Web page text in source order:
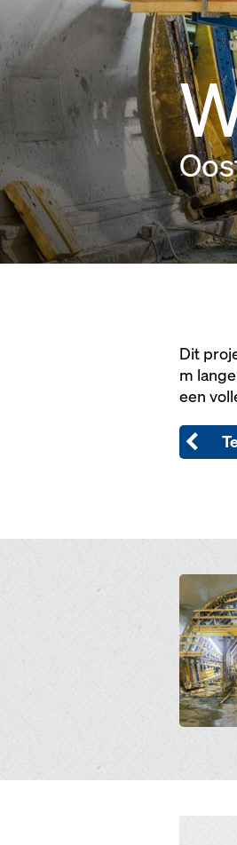
Dit
m
een
Open